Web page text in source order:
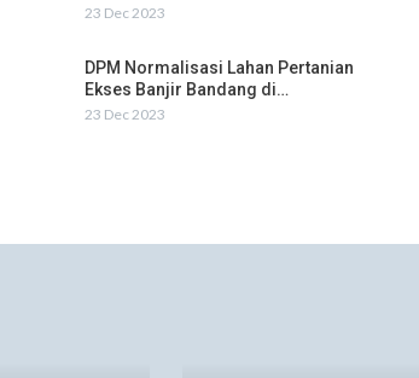
23 Dec 2023
DPM Normalisasi Lahan Pertanian
Ekses Banjir Bandang di…
23 Dec 2023